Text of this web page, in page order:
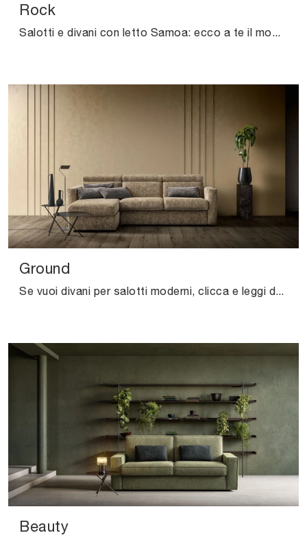
Rock
Salotti e divani con letto Samoa: ecco a te il modello Rock in tessuto per completare il living.
Ground
Se vuoi divani per salotti moderni, clicca e leggi di più sul modello Ground in tessuto della marca Samoa.
Beauty